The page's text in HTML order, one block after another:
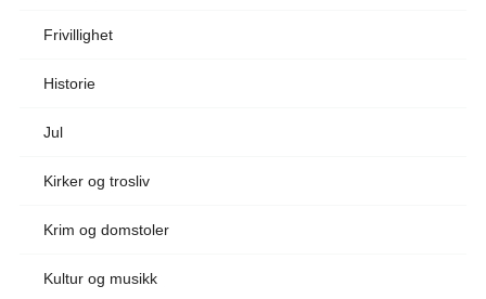
Frivillighet
Historie
Jul
Kirker og trosliv
Krim og domstoler
Kultur og musikk